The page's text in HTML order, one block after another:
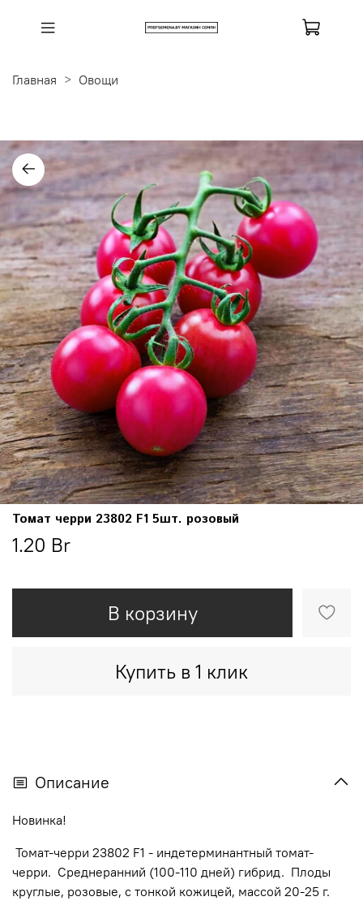
Главная Овощи
Томат черри 23802 F1 5шт. розовый
1.20 Br
В корзину
Купить в 1 клик
Описание
Новинка!
Томат-черри 23802 F1 - индетерминантный томат-
черри. Среднеранний (100-110 дней) гибрид. Плоды
круглые, розовые, с тонкой кожицей, массой 20-25 г.